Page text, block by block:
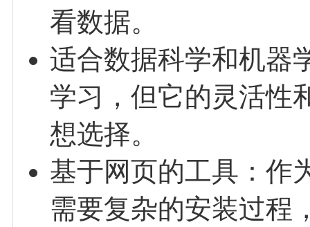
看数据。
适合数据科学和机器
学习，但它的灵活性
想选择。
基于网页的工具：作
需要复杂的安装过程